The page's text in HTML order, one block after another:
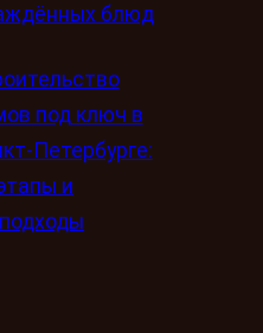
блюд
под ключ в
Петербурге:
и